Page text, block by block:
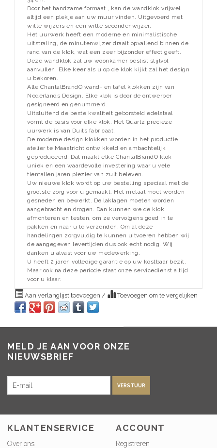
Door het handzame formaat , kan de wandklok vrijwel
altijd een plekje aan uw muur vinden. Uitgevoerd met
witte wijzers en een witte secondenwijzer.
Het uurwerk heeft een moderne en minimalistische
uitstraling, de minutenwijzer draait opvallend binnen de
rand van de klok, wat een zeer bijzonder effect geeft.
Deze wandklok zal uw woonkamer beslist stijlvol
aanvullen. Elke keer als u op de klok kijkt zal het design
u bekoren.
Alle ChantalBrandO wand- en tafel klokken zijn van
Nederlands Design. Elke klok is door de ontwerper
gesigneerd en genummerd.
Uitsluitend de beste kwaliteit geborsteld edelstaal
vormt de basis voor elke klok. Het Quartz precieze
uurwerk is van Duits fabricaat.
De moderne design klokken worden in het productie
atelier te Maastricht ontwikkeld en ambachtelijk
geproduceerd. Dat maakt elke ChantalBrandO klok
uniek en een waardevolle investering waar u vele
tientallen jaren plezier van zult beleven.
Uw nieuwe klok wordt op uw bestelling speciaal met de
grootste zorg voor u gemaakt. Het metaal moet worden
gesneden en bewerkt. De laklagen moeten worden
aangebracht en drogen. Dan kunnen we de klok
afmonteren en testen, om ze vervolgens goed in te
pakken en naar u te verzenden. Om al deze
handelingen zorgvuldig te kunnen uitvoeren hebben wij
de aangegeven levertijden dus ook echt nodig. Wij
danken u alvast voor uw medewerking.
U heeft 2 jaren volledige garantie op uw kostbaar bezit.
Maar ook na deze periode staat onze servicedienst altijd
voor u klaar.
Aan verlanglijst toevoegen / Toevoegen om te vergelijken
MELD JE AAN VOOR ONZE
NIEUWSBRIEF
VERSTUUR
KLANTENSERVICE
Over ons
ACCOUNT
Registreren